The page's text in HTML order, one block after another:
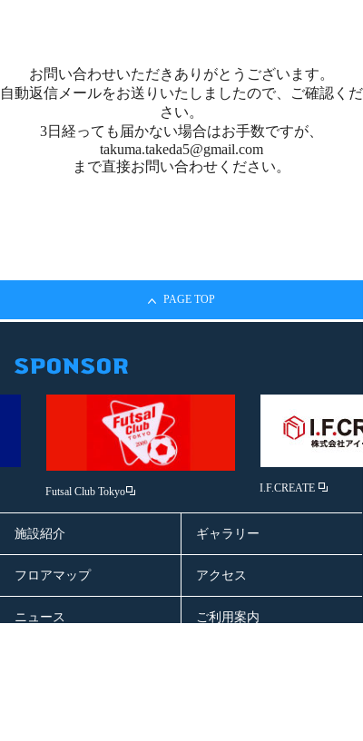
お問い合わせいただきありがとうございます。
自動返信メールをお送りいたしましたので、ご確認くだ
さい。
3日経っても届かない場合はお手数ですが、
takuma.takeda5@gmail.com
まで直接お問い合わせください。
PAGE TOP
Futsal Club Tokyo I.F.CREATE
施設紹介 ギャラリー
フロアマップ アクセス
ニュース ご利用案内